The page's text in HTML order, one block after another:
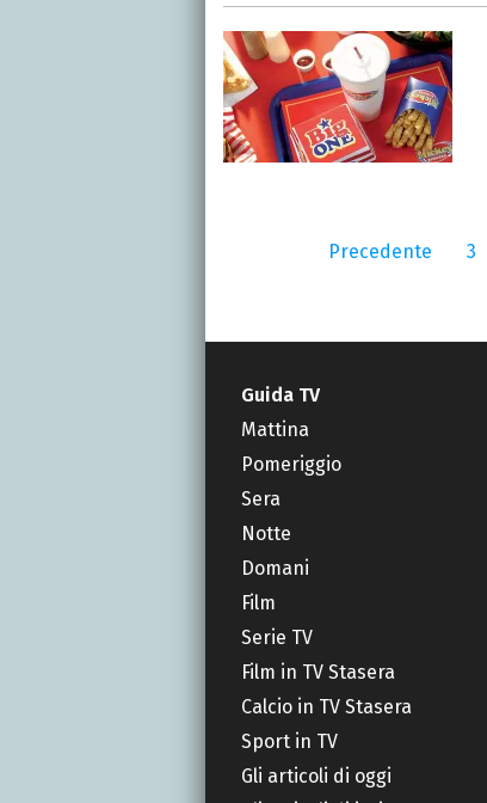
Precedente 3
Guida TV
Mattina
Pomeriggio
Sera
Notte
Domani
Film
Serie TV
Film in TV Stasera
Calcio in TV Stasera
Sport in TV
Gli articoli di oggi